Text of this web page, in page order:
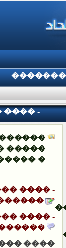
���� -
�����
�
���� -
���� -
������ :